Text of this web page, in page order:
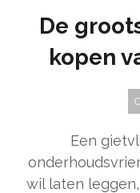
De
kopen
Een
wil laten